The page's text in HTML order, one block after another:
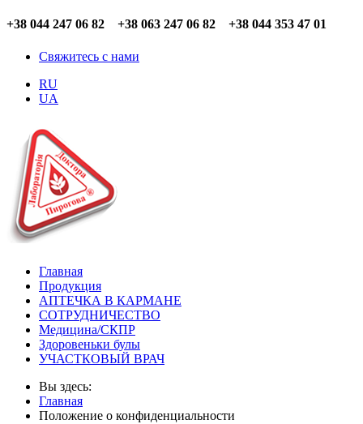
+38 044 247 06 82 +38 063 247 06 82 +38 044 353 47 01
Свяжитесь с нами
RU
UA
Главная
Продукция
АПТЕЧКА В КАРМАНЕ
СОТРУДНИЧЕСТВО
Медицина/СКПР
Здоровеньки булы
УЧАСТКОВЫЙ ВРАЧ
Вы здесь:
Главная
Положение о конфиденциальности